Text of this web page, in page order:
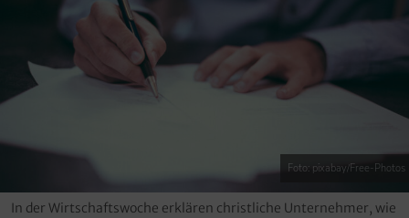
Foto: pixabay/Free-Photos
In der Wirtschaftswoche erklären christliche Unternehmer, wie